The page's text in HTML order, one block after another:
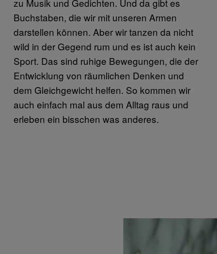
Buchstaben, die wir mit unseren Armen
darstellen können. Aber wir tanzen da nicht
wild in der Gegend rum und es ist auch kein
Sport. Das sind ruhige Bewegungen, die der
Entwicklung von räumlichen Denken und
dem Gleichgewicht helfen. So kommen wir
auch einfach mal aus dem Alltag raus und
erleben ein bisschen was anderes.